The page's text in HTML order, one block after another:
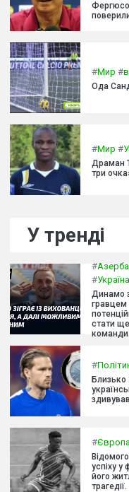
#Мир #
Ода
#Мир #
Драман
три
У тренді
#
#Україна
Динамо
гравцем
стати
команди.
#
Близько
#Європа
успіху у
його
трагедії.